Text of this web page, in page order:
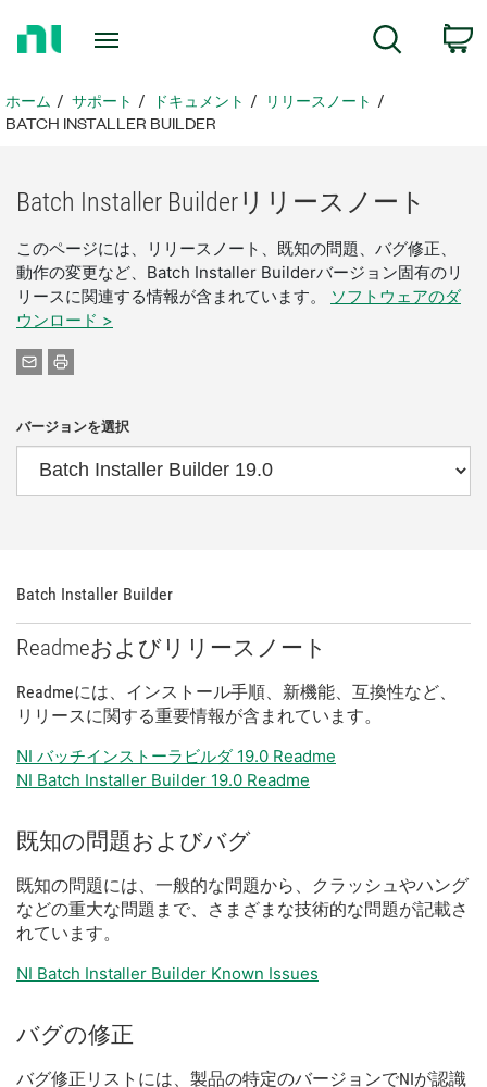
ペ
ー
ホーム サポート ドキュメント
リリースノート
BATCH INSTALLER BUILDER
Batch Installer Builderリリース ノート
このページには、リリースノート、既知の問題、バグ修正、
動作の変更など、Batch Installer Builderバージョン固有のリ
リースに関連する情報が含まれています。
ソフトウェアのダ
ウンロード >
バージョンを選択
Batch Installer Builder
Readmeおよび リリース ノート
Readmeには、 インストール手順、 新機能、 互換性など、
リリースに関する重要情報が含 まれてい ます。
NI バッチインストーラビルダ 19.0 Readme
NI Batch Installer Builder 19.0 Readme
既知の問題およびバグ
既知の問題には、 一般的な問題から、 クラッシュやハング
などの重大な問題 まで、 さまざま な技術的な問題が記載さ
れてい ます。
NI Batch Installer Builder Known Issues
バグの修正
バグ修正 リスト には、 製品の特定のバージョンでNIが認識